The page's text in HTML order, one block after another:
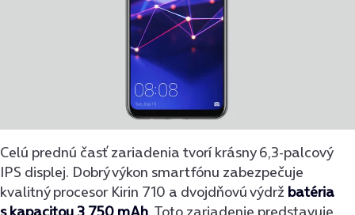
Celú prednú časť zariadenia tvorí krásny 6,3-palcový
IPS displej. Dobrý výkon smartfónu zabezpečuje
kvalitný procesor Kirin 710 a dvojdňovú výdrž batéria